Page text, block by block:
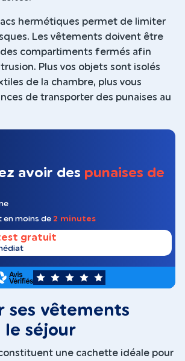
hermétiques permet de limiter
Les vêtements doivent être
des compartiments fermés afin
Plus vos objets sont isolés
de la chambre, plus vous
de transporter des punaises au
avoir des punaises de
en moins de 2 minutes
gratuit
5
ses vêtements
le séjour
une cachette idéale pour